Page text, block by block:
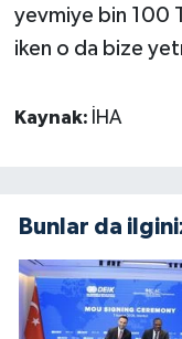
yevmiye bin 100
iken o da bize
Kaynak: İHA
Bunlar da